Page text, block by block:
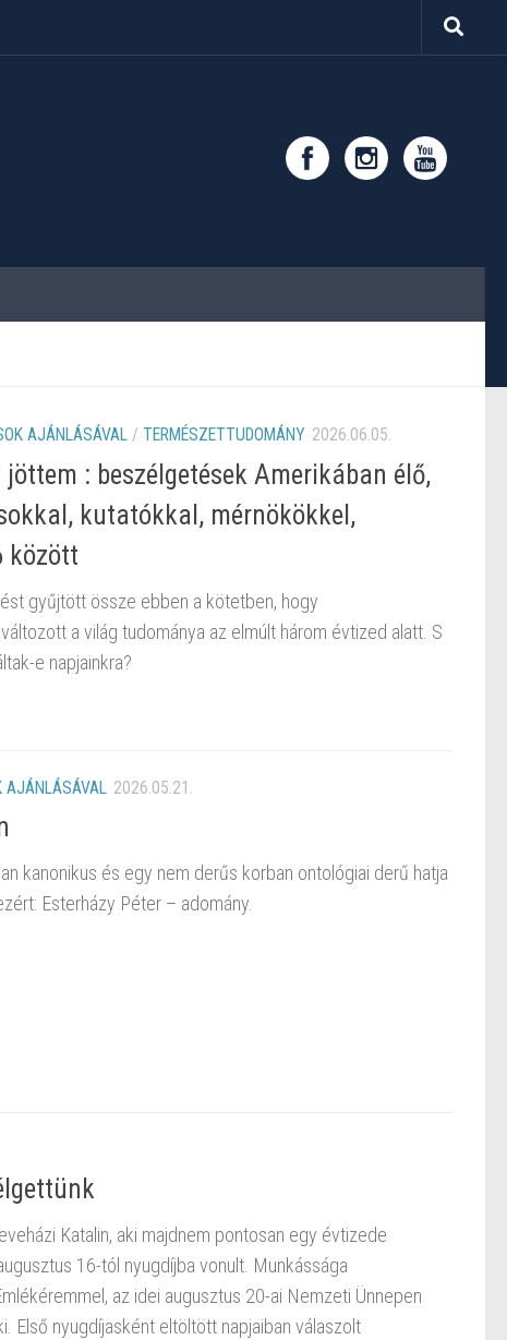
AJÁNLÁSÁVAL / TERMÉSZETTUDOMÁNY 2026.06.05.
: beszélgetések Amerikában élő,
kutatókkal, mérnökökkel,
között
gyűjtött össze ebben a kötetben, hogy
a világ tudománya az elmúlt három évtized alatt. S
e napjainkra?
AJÁNLÁSÁVAL 2026.05.21.
kanonikus és egy nem derűs korban ontológiai derű hatja
Esterházy Péter – adomány.
Katalin, aki majdnem pontosan egy évtizede
16-tól nyugdíjba vonult. Munkássága
az idei augusztus 20-ai Nemzeti Ünnepen
Első nyugdíjasként eltöltött napjaiban válaszolt